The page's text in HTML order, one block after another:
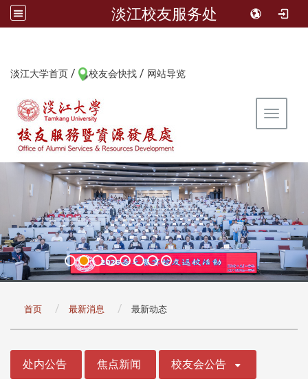
淡江校友服务处
淡江大学首页 / 校友会快找 / 网站导览
Toggle
首页 最新消息 最新动态
处内公告 焦点新闻 校友会公告